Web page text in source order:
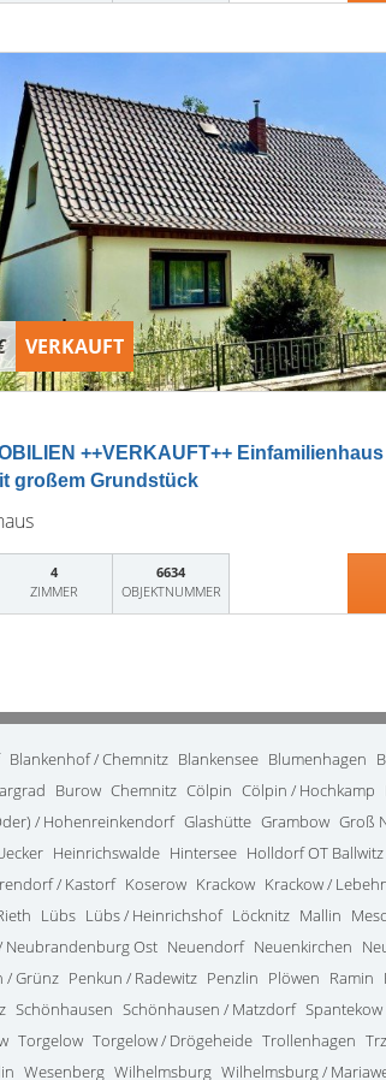
VERKAUFT
++VERKAUFT++
großem Grundstück
4
ZIMMER
6634
OBJEKTNUMMER
Blankenhof / Chemnitz Blankensee Blumenhagen
Burow Chemnitz Cölpin Cölpin / Hochkamp
/ Hohenreinkendorf Glashütte Grambow Groß
Heinrichswalde Hintersee Holldorf OT Ballwitz
/ Kastorf Koserow Krackow Krackow /
Lübs Lübs / Heinrichshof Löcknitz Mallin
Ost Neuendorf Neuenkirchen
/ Grünz Penkun / Radewitz Penzlin Plöwen Ramin
Schönhausen Schönhausen / Matzdorf Spantekow
Torgelow Torgelow / Drögeheide Trollenhagen
Wesenberg Wilhelmsburg Wilhelmsburg /